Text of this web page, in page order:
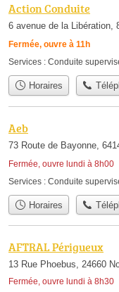
Action Conduite
6 avenue de la Libération,
Fermée, ouvre à 11h
Services : Conduite
Horaires
Aeb
73 Route de Bayonne,
Fermée, ouvre lundi à 8h00
Services : Conduite
Horaires
AFTRAL Périgueux
13 Rue Phoebus, 24660
Fermée, ouvre lundi à 8h30